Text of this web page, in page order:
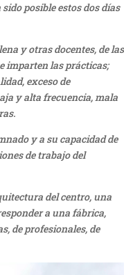
posible estos dos días
y otras docentes, de las
imparten las prácticas;
exceso de
y alta frecuencia, mala
y a su capacidad de
de trabajo del
del centro, una
a una fábrica,
de profesionales, de